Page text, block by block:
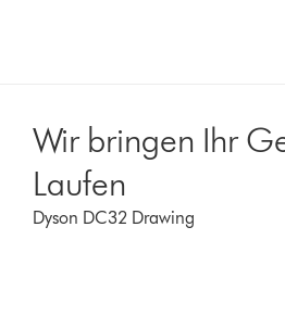
Wir bringen Ihr
Laufen
Dyson DC32 Drawing